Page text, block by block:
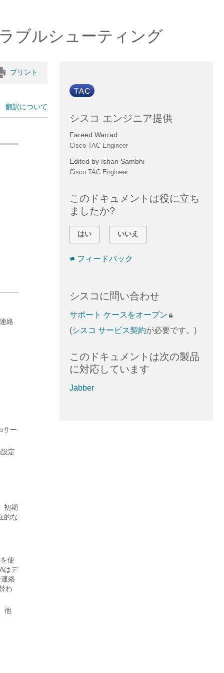
ブルシューティング
プリント
翻訳について
絡
サー
定
初期
的な
使
はデ
絡
わ
他
シスコ エンジニア提供
Fareed Warrad
Cisco TAC Engineer
Edited by Ishan Sambhi
Cisco TAC Engineer
このドキュメントは役に立ち
ましたか?
はい いいえ
フィードバック
シスコに問い合わせ
サポート ケースをオープン
(シスコ サービス契約が必要です。)
このドキュメントは次の製品
に対応しています
Jabber